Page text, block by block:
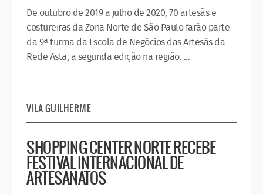
De outubro de 2019 a julho de 2020, 70 artesãs e
costureiras da Zona Norte de São Paulo farão parte
da 9ª turma da Escola de Negócios das Artesãs da
Rede Asta, a segunda edição na região. ...
VILA GUILHERME
SHOPPING CENTER NORTE RECEBE
FESTIVAL INTERNACIONAL DE
ARTESANATOS